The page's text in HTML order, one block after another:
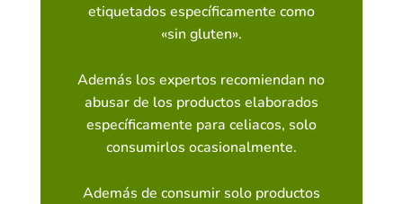
etiquetados específicamente como
«sin gluten».
Además los expertos recomiendan no
abusar de los productos elaborados
específicamente para celiacos, solo
consumirlos ocasionalmente.
Además de consumir solo productos